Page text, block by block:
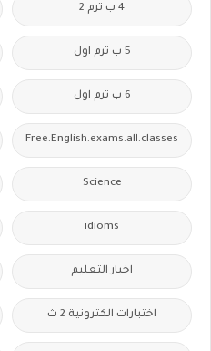
4 ب ترم 2
5 ب ترم اول
6 ب ترم اول
Free.English.exams.all.classes
Science
idioms
اخبار التعليم
اختبارات الكترونية 2 ث